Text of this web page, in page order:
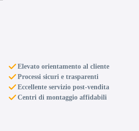
Elevato orientamento al cliente
Processi sicuri e trasparenti
Eccellente servizio post-vendita
Centri di montaggio affidabili